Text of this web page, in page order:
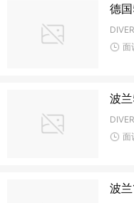
德
面
波
面
波